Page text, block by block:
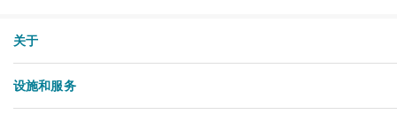
关于
设施和服务